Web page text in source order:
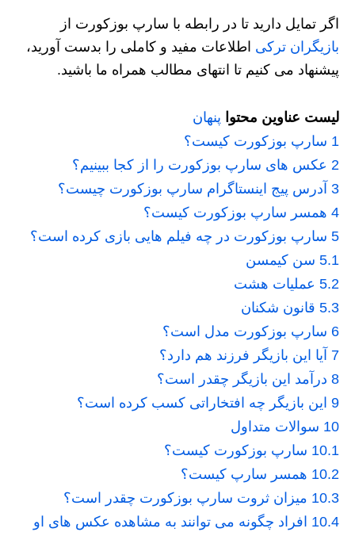
اگر تمایل دارید تا در رابطه با سارپ بوزکورت از
بازیگران ترکی اطلاعات مفید و کاملی را بدست آورید،
پیشنهاد می کنیم تا انتهای مطالب همراه ما باشید.
لیست عناوین محتوا پنهان
1 سارپ بوزکورت کیست؟
2 عکس های سارپ بوزکورت را از کجا ببینیم؟
3 آدرس پیج اینستاگرام سارپ بوزکورت چیست؟
4 همسر سارپ بوزکورت کیست؟
5 سارپ بوزکورت در چه فیلم هایی بازی کرده است؟
5.1 سن کیمسن
5.2 عملیات هشت
5.3 قانون شکنان
6 سارپ بوزکورت مدل است؟
7 آیا این بازیگر فرزند هم دارد؟
8 درآمد این بازیگر چقدر است؟
9 این بازیگر چه افتخاراتی کسب کرده است؟
10 سوالات متداول
10.1 سارپ بوزکورت کیست؟
10.2 همسر سارپ کیست؟
10.3 میزان ثروت سارپ بوزکورت چقدر است؟
10.4 افراد چگونه می توانند به مشاهده عکس های او